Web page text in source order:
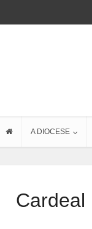
A DIOCESE
Cardeal